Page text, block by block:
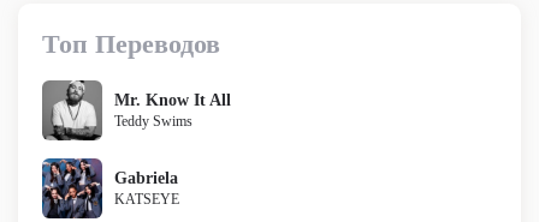
Топ Переводов
Mr. Know It All
Teddy Swims
Gabriela
KATSEYE